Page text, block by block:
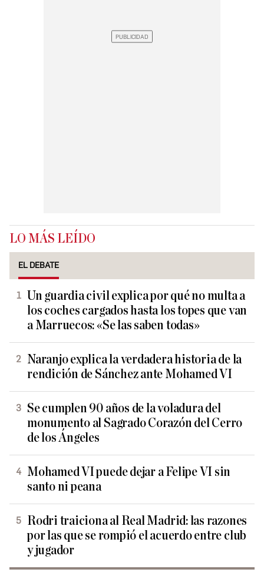
LO MÁS LEÍDO
EL DEBATE
Un guardia civil explica por qué no multa a
los coches cargados hasta los topes que van
a Marruecos: «Se las saben todas»
Naranjo explica la verdadera historia de la
rendición de Sánchez ante Mohamed VI
Se cumplen 90 años de la voladura del
monumento al Sagrado Corazón del Cerro
de los Ángeles
Mohamed VI puede dejar a Felipe VI sin
santo ni peana
Rodri traiciona al Real Madrid: las razones
por las que se rompió el acuerdo entre club
y jugador